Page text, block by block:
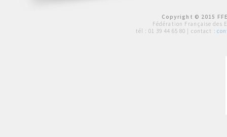
Copyright © 2015
Fédération Française des
tél : 01 39 44 65 80 | contact :